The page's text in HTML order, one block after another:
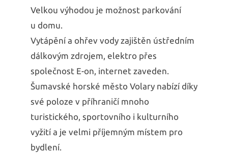
Velkou výhodou je možnost parkování
u domu.
Vytápění a ohřev vody zajištěn ústředním
dálkovým zdrojem, elektro přes
společnost E-on, internet zaveden.
Šumavské horské město Volary nabízí díky
své poloze v příhraničí mnoho
turistického, sportovního i kulturního
vyžití a je velmi příjemným místem pro
bydlení.